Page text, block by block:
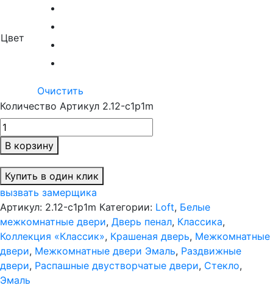
Цвет
Очистить
Количество Артикул 2.12-c1p1m
В корзину
Купить в один клик
вызвать замерщика
Артикул: 2.12-c1p1m Категории: Loft, Белые
межкомнатные двери, Дверь пенал, Классика,
Коллекция «Классик», Крашеная дверь, Межкомнатные
двери, Межкомнатные двери Эмаль, Раздвижные
двери, Распашные двустворчатые двери, Стекло,
Эмаль